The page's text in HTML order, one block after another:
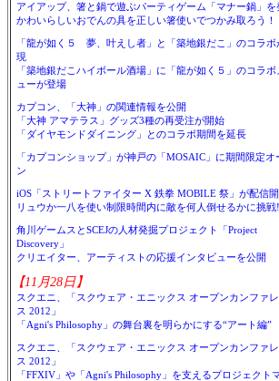
アイアップ、箸と鍋で遊ぶパーティゲーム「マナー鍋」を
かわいらしいおでんの具を正しい箸使いでつかみ取ろう！
「龍が如く５ 夢、叶えし者」と「築地銀だこ」のコラボ
現
「築地銀だこハイボール酒場」に「龍が如く５」のコラボ
ューが登場
カプコン、「大神」の関連情報を公開
「大神 アマテラス」グッズ3種の再受注が開始
「ダイヤモンドダイニング」とのコラボ期間を延長
「カプコンショップ」が神戸の「MOSAIC」に期間限定オ
ン
iOS「ストリートファイター X 鉄拳 MOBILE 祭」が配信
リュウか一八を使い制限時間内に敵を何人倒せるかに挑戦
角川ゲームスとSCEJの人材発掘プロジェクト「Project
Discovery」
クリエイター、アーティストの応援インタビューを公開
【11月28日】
スクエニ、「スクウェア・エニックス オープンカンファ
ス 2012」
「Agni's Philosophy」の舞台裏を明らかにする“アート編”
スクエニ、「スクウェア・エニックス オープンカンファ
ス 2012」
「FFXIV」や「Agni's Philosophy」を支えるプロジェクト